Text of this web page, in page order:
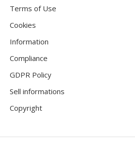
Terms of Use
Cookies
Information
Compliance
GDPR Policy
Sell informations
Copyright